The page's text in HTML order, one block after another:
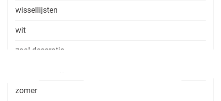
wissellijsten
wit
zaal decoratie
zaal huren zonder consumptie
zomer